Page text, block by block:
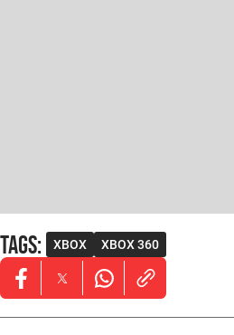
Tags: XBOX XBOX 360
Opens in new window
Opens in new window
Opens in new window